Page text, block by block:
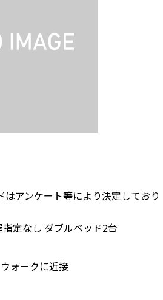
はアンケート等により決定しており
定なし ダブルベッド2台
ォークに近接